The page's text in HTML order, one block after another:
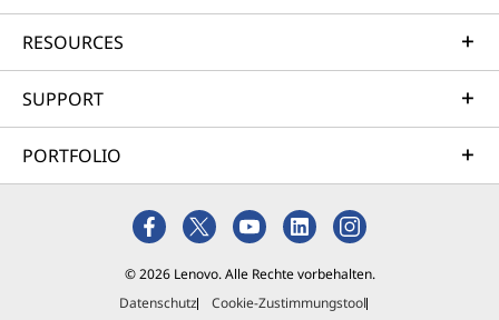
RESOURCES
SUPPORT
PORTFOLIO
© 2026 Lenovo. Alle Rechte vorbehalten.
Datenschutz
Cookie-Zustimmungstool